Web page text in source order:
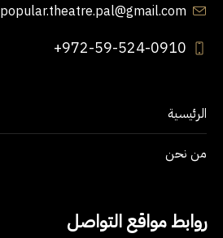
popular.theatre.pal@gmail.com
+972-59-524-0910
الرئيسية
من نحن
روابط مواقع التواصل